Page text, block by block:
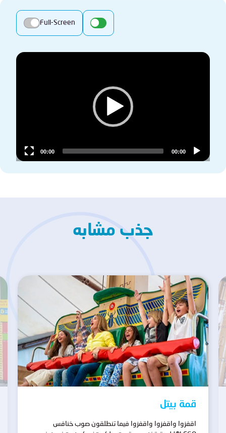
Full-Screen
Video
00:00
00:00
جذب مشابه
قمة بيتل
اقفزوا واقفزوا واقفزوا فيما تنطلقون صوب خنافس